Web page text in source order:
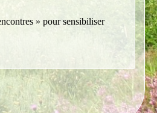
» pour sensibiliser